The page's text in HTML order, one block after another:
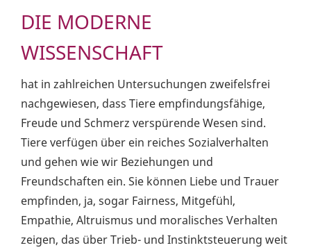
DIE MODERNE
WISSENSCHAFT
hat in zahlreichen Untersuchungen zweifelsfrei
nachgewiesen, dass Tiere empfindungsfähige,
Freude und Schmerz verspürende Wesen sind.
Tiere verfügen über ein reiches Sozialverhalten
und gehen wie wir Beziehungen und
Freundschaften ein. Sie können Liebe und Trauer
empfinden, ja, sogar Fairness, Mitgefühl,
Empathie, Altruismus und moralisches Verhalten
zeigen, das über Trieb- und Instinktsteuerung weit